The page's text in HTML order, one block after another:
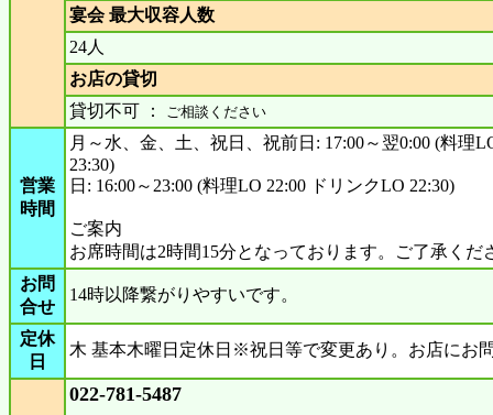
宴会 最大収容人数
24人
お店の貸切
貸切不可 ：
ご相談ください
営業
時間
月～水、金、土、祝日、祝前日: 17:00～翌0:00 (料理
23:30)
日: 16:00～23:00 (料理LO 22:00 ドリンクLO 22:30)
ご案内
お席時間は2時間15分となっております。ご了承くだ
お問
合せ
14時以降繋がりやすいです。
定休
日
木 基本木曜日定休日※祝日等で変更あり。お店にお
022-781-5487